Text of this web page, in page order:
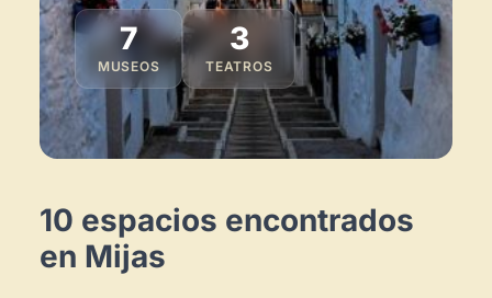
7
MUSEOS
3
TEATROS
Espacios de Arte en Mijas
10 espacios encontrados
en Mijas